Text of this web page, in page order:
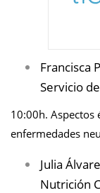
Francisca
Servicio
10:00h. Aspectos
enfermedades
Julia
Nutrición